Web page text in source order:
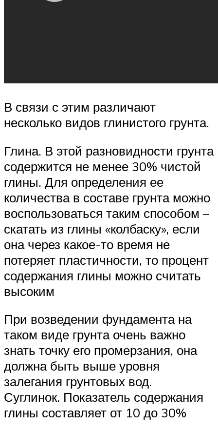
В связи с этим различают
несколько видов глинистого грунта.
Глина. В этой разновидности грунта
содержится не менее 30% чистой
глины. Для определения ее
количества в составе грунта можно
воспользоваться таким способом –
скатать из глины «колбаску», если
она через какое-то время не
потеряет пластичности, то процент
содержания глины можно считать
высоким
При возведении фундамента на
таком виде грунта очень важно
знать точку его промерзания, она
должна быть выше уровня
залегания грунтовых вод.
Суглинок. Показатель содержания
глины составляет от 10 до 30%